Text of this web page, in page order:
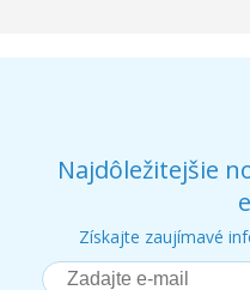
Najdôležitejšie
Získajte zaujímavé